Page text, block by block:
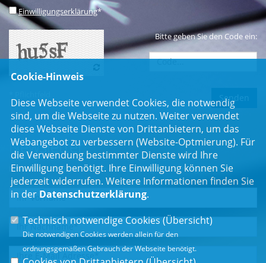
Einwilligungserklärung*
Bitte geben Sie den Code ein:
Newsletter
Erhalten Sie Neuigkeiten aus dem Landtag und der Region.
Cookie-Hinweis
Diese Webseite verwendet Cookies, die notwendig
sind, um die Webseite zu nutzen. Weiter verwendet
diese Webseite Dienste von Drittanbietern, um das
Webangebot zu verbessern (Website-Optmierung). Für
die Verwendung bestimmter Dienste wird Ihre
Einwilligung benötigt. Ihre Einwilligung können Sie
jederzeit widerrufen. Weitere Informationen finden Sie
in der Datenschutzerklärung.
Technisch notwendige Cookies (Übersicht)
Die notwendigen Cookies werden allein für den
ordnungsgemäßen Gebrauch der Webseite benötigt.